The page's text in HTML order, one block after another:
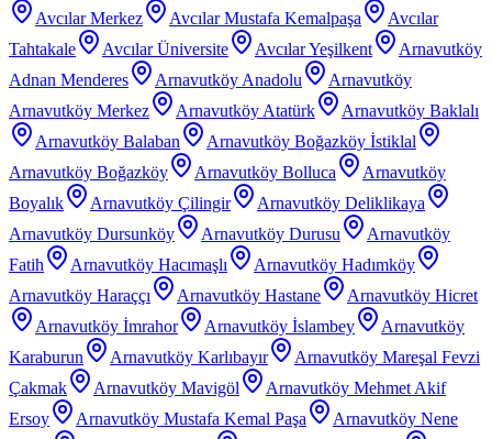
Avcılar Merkez Avcılar Mustafa Kemalpaşa
Avcılar
Tahtakale
Avcılar Üniversite Avcılar Yeşilkent
Arnavutköy
Adnan Menderes
Arnavutköy Anadolu
Arnavutköy
Arnavutköy Merkez
Arnavutköy Atatürk
Arnavutköy Baklalı
Arnavutköy Balaban
Arnavutköy Boğazköy İstiklal
Arnavutköy Boğazköy
Arnavutköy Bolluca
Arnavutköy
Boyalık
Arnavutköy Çilingir
Arnavutköy Deliklikaya
Arnavutköy Dursunköy
Arnavutköy Durusu
Arnavutköy
Fatih
Arnavutköy Hacımaşlı
Arnavutköy Hadımköy
Arnavutköy Haraççı
Arnavutköy Hastane
Arnavutköy Hicret
Arnavutköy İmrahor
Arnavutköy İslambey
Arnavutköy
Karaburun
Arnavutköy Karlıbayır
Arnavutköy Mareşal Fevzi
Çakmak
Arnavutköy Mavigöl
Arnavutköy Mehmet Akif
Ersoy
Arnavutköy Mustafa Kemal Paşa
Arnavutköy Nene